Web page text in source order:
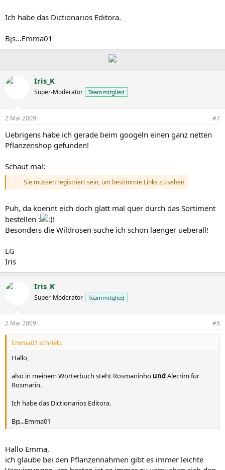
Ich habe das Dictionarios Editora.
Bjs...Emma01
Iris_K
Super-Moderator Teammitglied
2 Mai 2009 #7
Uebrigens habe ich gerade beim googeln einen ganz netten
Pflanzenshop gefunden!
Schaut mal:
Sie müssen registriert sein, um bestimmte Links zu sehen
Puh, da koennt eich doch glatt mal quer durch das Sortiment
bestellen :
!
Besonders die Wildrosen suche ich schon laenger ueberall!
LG
Iris
Iris_K
Super-Moderator Teammitglied
2 Mai 2009 #8
Emma01 schrieb:
Hallo,
also in meinem Wörterbuch steht Rosmaninho undAlecrim für
Rosmarin.
Ich habe das Dictionarios Editora.
Bjs...Emma01
Hallo Emma,
ich glaube bei den Pflanzennahmen gibt es immer leichte